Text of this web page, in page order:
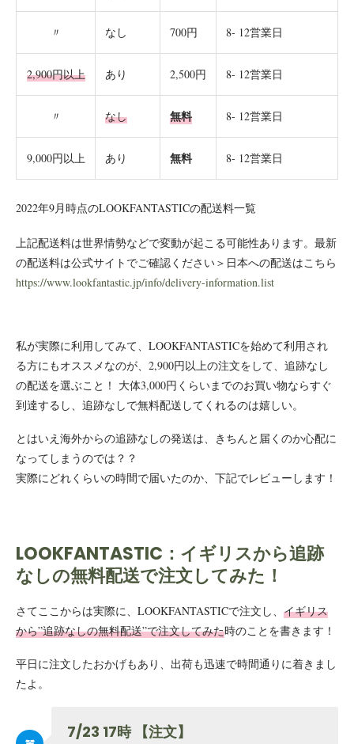
〃 なし 700円 8- 12営業日
2,900円以上 あり 2,500円 8- 12営業日
〃 なし 無料 8- 12営業日
9,000円以上 あり 無料 8- 12営業日
2022年9月時点のLOOKFANTASTICの配送料一覧
上記配送料は世界情勢などで変動が起こる可能性あります。最新
の配送料は公式サイトでご確認ください＞日本への配送はこちら
https://www.lookfantastic.jp/info/delivery-information.list
私が実際に利用してみて、LOOKFANTASTICを始めて利用され
る方にもオススメなのが、2,900円以上の注文をして、追跡なし
の配送を選ぶこと！ 大体3,000円くらいまでのお買い物ならすぐ
到達するし、追跡なしで無料配送してくれるのは嬉しい。
とはいえ海外からの追跡なしの発送は、きちんと届くのか心配に
なってしまうのでは？？
実際にどれくらいの時間で届いたのか、下記でレビューします！
LOOKFANTASTIC：イギリスから追跡
なしの無料配送で注文してみた！
さてここからは実際に、LOOKFANTASTICで注文し、 イギリス
から”追跡なしの無料配送”で注文してみた時のことを書きます！
平日に注文したおかげもあり、出荷も迅速で時間通りに着きまし
たよ。
7/23 17時 【注文】